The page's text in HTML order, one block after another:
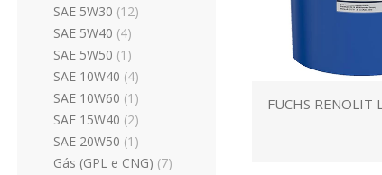
SAE 5W30 (12)
SAE 5W40 (4)
SAE 5W50 (1)
SAE 10W40 (4)
SAE 10W60 (1)
SAE 15W40 (2)
SAE 20W50 (1)
Gás (GPL e CNG) (7)
FUCHS RENOLIT